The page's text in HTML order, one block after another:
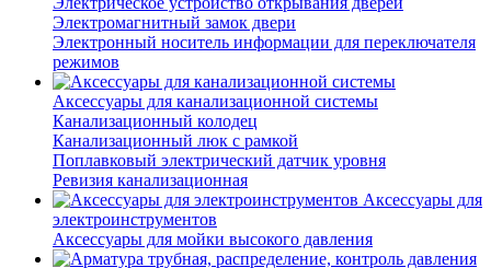
Электромагнитный замок двери
Электронный носитель информации для переключателя
режимов
Аксессуары для канализационной системы
Канализационный колодец
Канализационный люк с рамкой
Поплавковый электрический датчик уровня
Ревизия канализационная
Аксессуары для
электроинструментов
Аксессуары для мойки высокого давления